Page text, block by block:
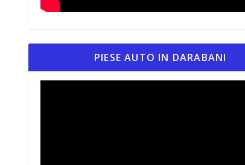
PIESE AUTO IN DARABANI